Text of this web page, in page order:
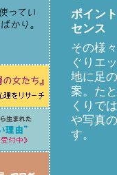
ポイン
センス
その様
ぐりエ
地に足
案。た
くりで
や写真
す。